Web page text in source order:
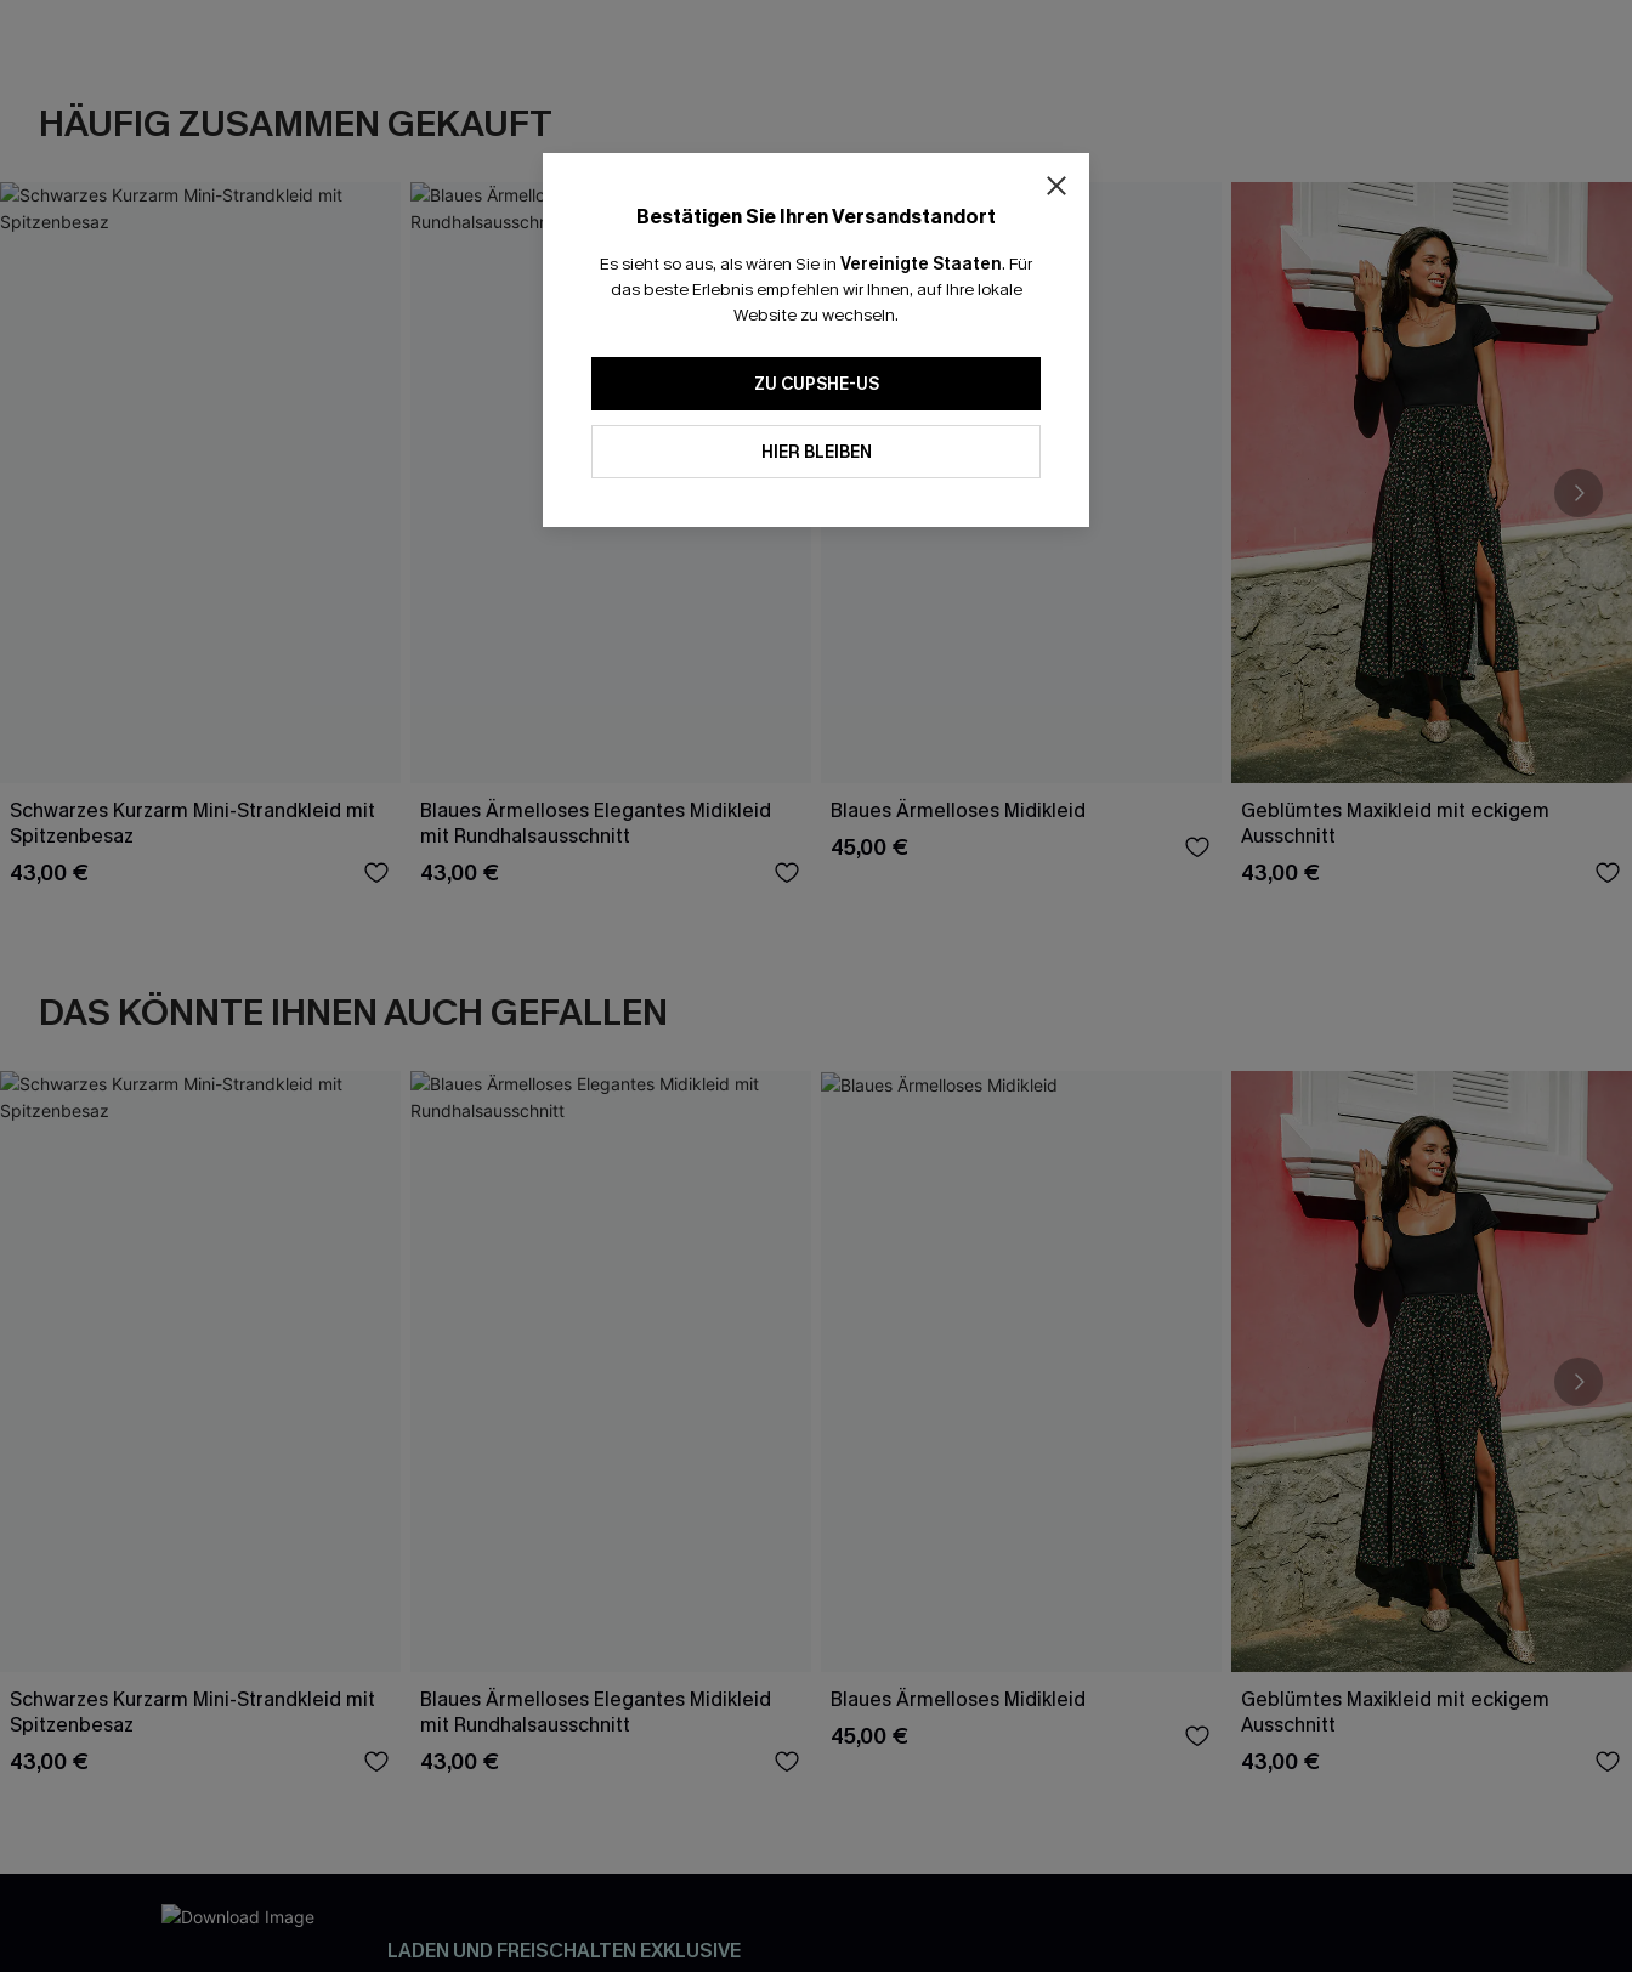
HÄUFIG ZUSAMMEN GEKAUFT
Schwarzes Kurzarm Mini-Strandkleid mit
Spitzenbesaz
43,00 €
Blaues Ärmelloses Elegantes Midikleid
mit Rundhalsausschnitt
43,00 €
Blaues Ärmelloses Midikleid
45,00 €
Geblümtes Maxikleid mit eckigem
Ausschnitt
43,00 €
DAS KÖNNTE IHNEN AUCH GEFALLEN
Schwarzes Kurzarm Mini-Strandkleid mit
Spitzenbesaz
43,00 €
Blaues Ärmelloses Elegantes Midikleid
mit Rundhalsausschnitt
43,00 €
Blaues Ärmelloses Midikleid
45,00 €
Geblümtes Maxikleid mit eckigem
Ausschnitt
43,00 €
LADEN UND FREISCHALTEN EXKLUSIVE
Bestätigen Sie Ihren Versandstandort
Es sieht so aus, als wären Sie in Vereinigte Staaten. Für
das beste Erlebnis empfehlen wir Ihnen, auf Ihre lokale
Website zu wechseln.
ZU CUPSHE-US
HIER BLEIBEN